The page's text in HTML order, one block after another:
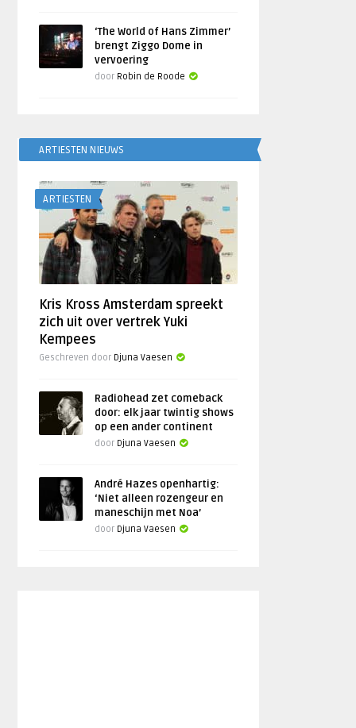
‘The World of Hans Zimmer’
brengt Ziggo Dome in
vervoering
door Robin de Roode
ARTIESTEN NIEUWS
ARTIESTEN
Kris Kross Amsterdam spreekt
zich uit over vertrek Yuki
Kempees
Geschreven door Djuna Vaesen
Radiohead zet comeback
door: elk jaar twintig shows
op een ander continent
door Djuna Vaesen
André Hazes openhartig:
‘Niet alleen rozengeur en
maneschijn met Noa’
door Djuna Vaesen